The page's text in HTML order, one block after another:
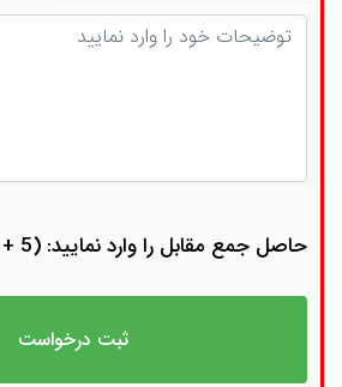
توضیحات
حاصل جمع مقابل را وارد نمایید: (5 + 4)